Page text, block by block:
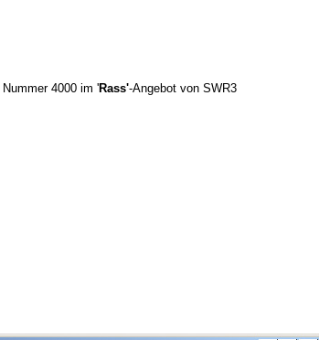
4000 im 'Rass'-Angebot von SWR3